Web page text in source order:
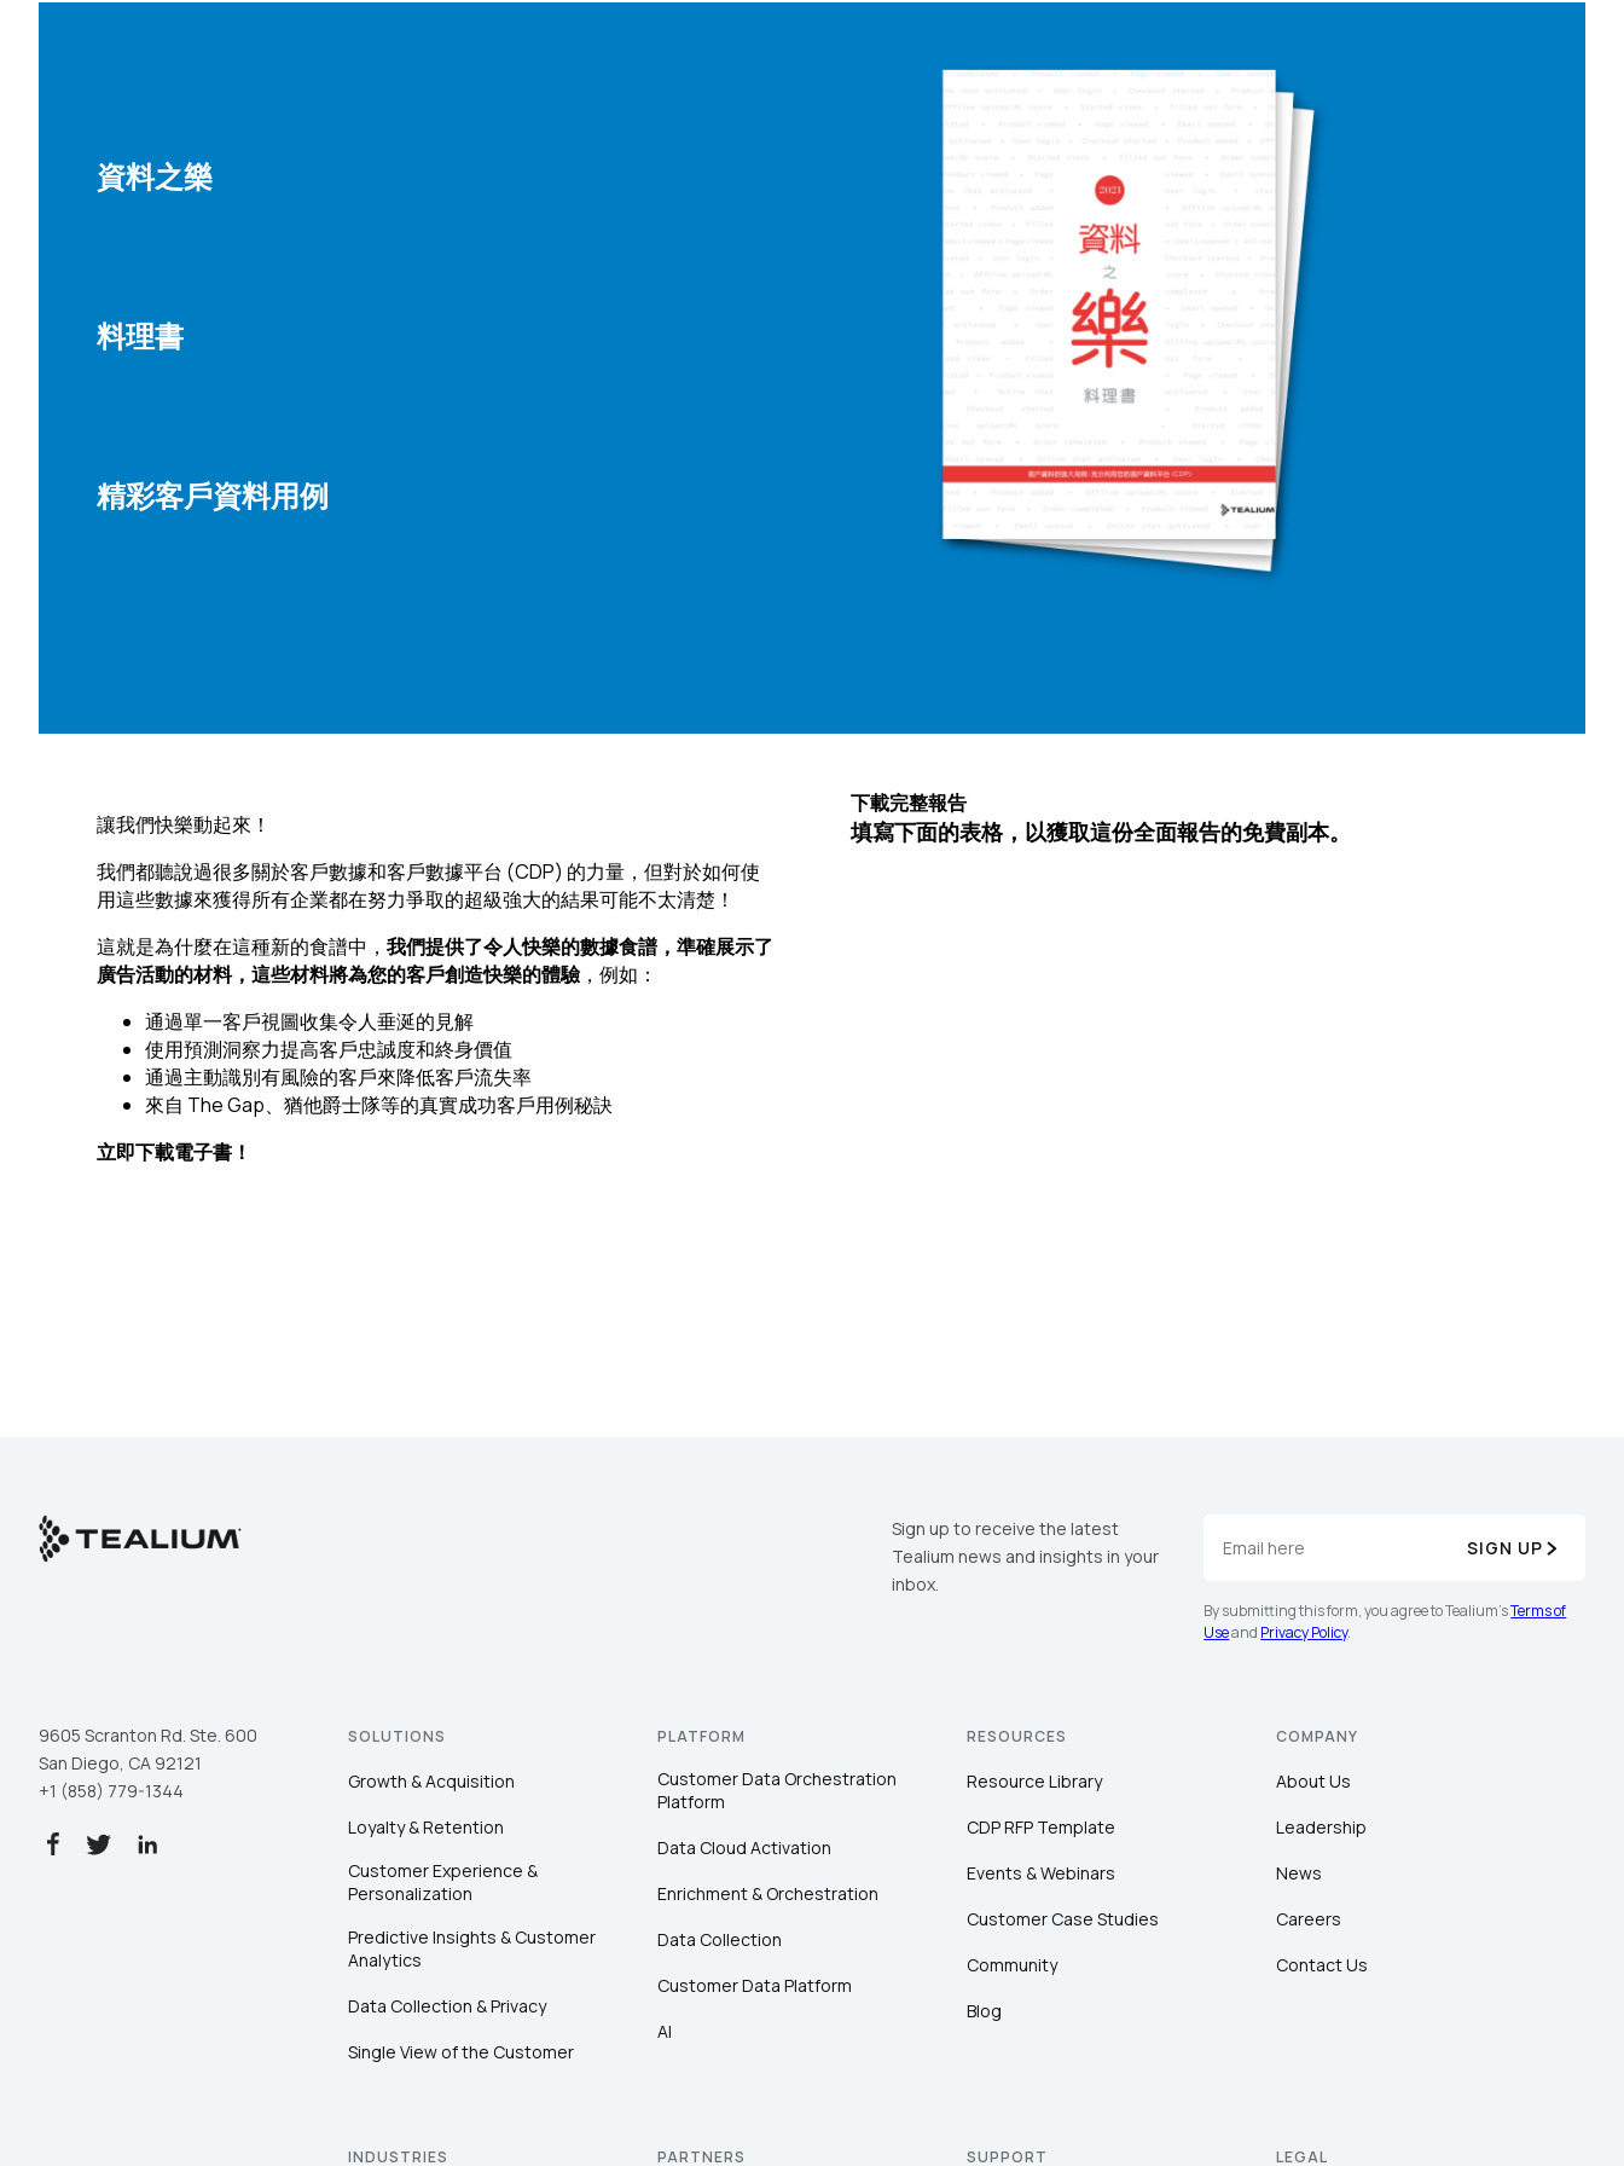
資料之樂
料理書
精彩客戶資料用例
讓我們快樂動起來！
我們都聽說過很多關於客戶數據和客戶數據平台 (CDP) 的力量，但對於如何使
用這些數據來獲得所有企業都在努力爭取的超級強大的結果可能不太清楚！
這就是為什麼在這種新的食譜中， 我們提供了令人快樂的數據食譜，準確展示了
廣告活動的材料，這些材料將為您的客戶創造快樂的體驗，例如：
通過單一客戶視圖收集令人垂涎的見解
使用預測洞察力提高客戶忠誠度和終身價值
通過主動識別有風險的客戶來降低客戶流失率
來自 The Gap、猶他爵士隊等的真實成功客戶用例秘訣
立即下載電子書！
下載完整報告
填寫下面的表格，以獲取這份全面報告的免費副本。
Sign up to receive the latest
Tealium news and insights in your
inbox.
SIGN UP
By submitting this form, you agree to Tealium'sTerms of
Useand Privacy Policy.
9605 Scranton Rd. Ste. 600
San Diego, CA 92121
+1 (858) 779-1344
SOLUTIONS
Growth & Acquisition
Loyalty & Retention
Customer Experience &
Personalization
Predictive Insights & Customer
Analytics
Data Collection & Privacy
Single View of the Customer
PLATFORM
Customer Data Orchestration
Platform
Data Cloud Activation
Enrichment & Orchestration
Data Collection
Customer Data Platform
AI
RESOURCES
Resource Library
CDP RFP Template
Events & Webinars
Customer Case Studies
Community
Blog
COMPANY
About Us
Leadership
News
Careers
Contact Us
INDUSTRIES PARTNERS SUPPORT LEGAL
Work Email:
Company: